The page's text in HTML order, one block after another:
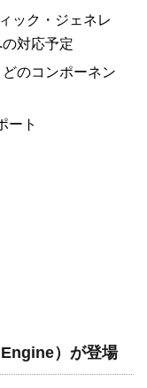
ック・ジェネレ
対応予定
のコンポーネン
ート
）が登場